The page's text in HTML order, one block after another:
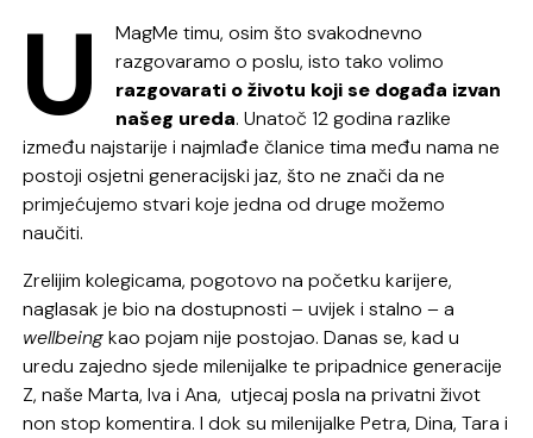
U
MagMe timu, osim što svakodnevno
razgovaramo o poslu, isto tako volimo
razgovarati o životu koji se događa izvan
našeg ureda. Unatoč 12 godina razlike
između najstarije i najmlađe članice tima među nama ne
postoji osjetni generacijski jaz, što ne znači da ne
primjećujemo stvari koje jedna od druge možemo
naučiti.
Zrelijim kolegicama, pogotovo na početku karijere,
naglasak je bio na dostupnosti – uvijek i stalno – a
wellbeingkao pojam nije postojao. Danas se, kad u
uredu zajedno sjede milenijalke te pripadnice generacije
Z, naše Marta, Iva i Ana, utjecaj posla na privatni život
non stop komentira. I dok su milenijalke Petra, Dina, Tara i